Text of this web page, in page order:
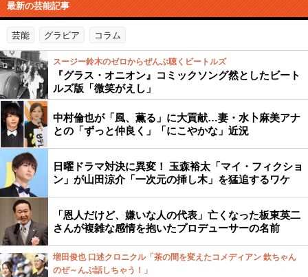
最新の芸能記事
芸能 グラビア コラム
スージー鈴木のゼロからぜんぶ聴くビートルズ
『グラス・オニオン』コミックソング然としたビート
ルズ版「微笑がえし」
中村倫也が「風、薫る」に大貢献…妻・水卜麻美アナ
との「ずっと仲良く」「にこやかな」近況
日曜ドラマ対決に異変！ 玉森裕太「マイ・フィクショ
ン」が山田涼介「一次元の挿し木」を猛追するワケ
「恩人だけど、嫌いな人の代表」亡くなった板東英二
さんが複雑な感情を抱いたプロデューサーの名前
増田俊也 口述クロニクル「茶の間を変えたコメディアン 欽ちゃん
のぜ～んぶ話しちゃう！」